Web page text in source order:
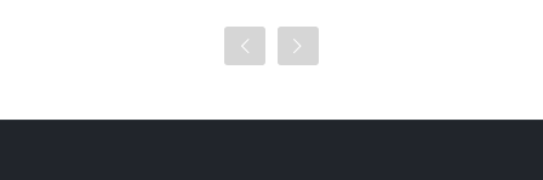
Цена выкупа